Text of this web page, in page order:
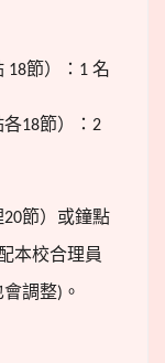
18節）： 1 名
各18節）： 2
20節）或鐘點
本校合理員
會調整) 。